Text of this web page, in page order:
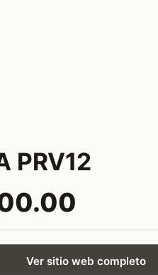
PRV12
Ver sitio web completo